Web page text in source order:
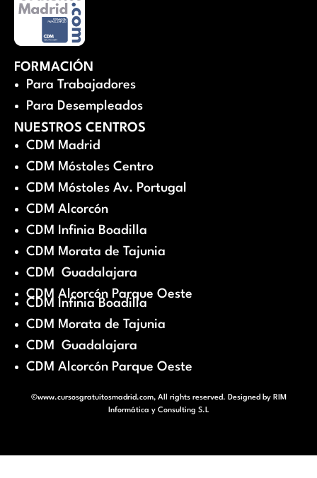
FORMACIÓN
Para Trabajadores
Para Desempleados
NUESTROS CENTROS
CDM Madrid
CDM Móstoles Centro
CDM Móstoles Av. Portugal
CDM Alcorcón
CDM Infinia Boadilla
CDM Morata de Tajunia
CDM Guadalajara
CDM Alcorcón Parque Oeste
CDM Infinia Boadilla
CDM Morata de Tajunia
CDM Guadalajara
CDM Alcorcón Parque Oeste
©www.cursosgratuitosmadrid.com, All rights reserved. Designed by RIM
Informática y Consulting S.L